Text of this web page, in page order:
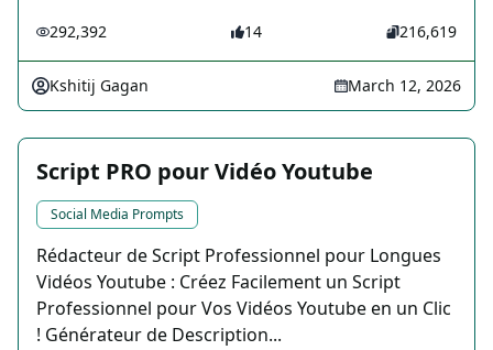
292,392 14 216,619
Kshitij Gagan March 12, 2026
Script PRO pour Vidéo Youtube
Social Media Prompts
Rédacteur de Script Professionnel pour Longues
Vidéos Youtube : Créez Facilement un Script
Professionnel pour Vos Vidéos Youtube en un Clic
! Générateur de Description...